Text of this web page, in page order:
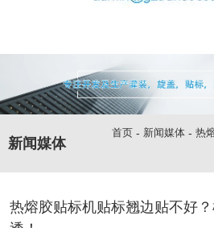
新闻媒体
首页 - 新闻媒体 - 热
热熔胶贴标机贴标翘边贴不好